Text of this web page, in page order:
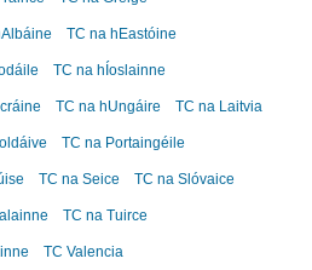
TC na hEastóine
TC na hÍoslainne
TC na hUngáire TC na Laitvia
TC na Portaingéile
TC na Seice TC na Slóvaice
TC na Tuirce
TC Valencia